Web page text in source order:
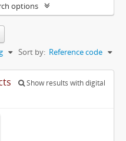
options
Sort by: Reference code
Show results with digital